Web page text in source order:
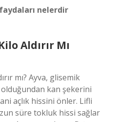
nelerdir
Aldırır Mı
mı? Ayva, glisemik
kan şekerini
açlık hissini önler. Lifli
süre tokluk hissi sağlar